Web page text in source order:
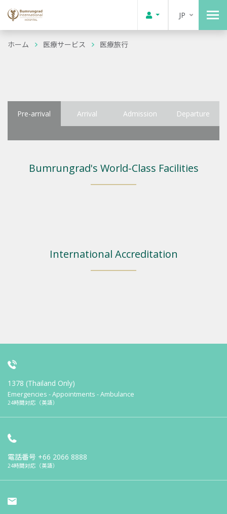
JP
ホーム 医療サービス 医療旅行
Pre-arrival Arrival Admission Departure
Bumrungrad's World-Class Facilities
International Accreditation
1378 (Thailand Only)
Emergencies - Appointments - Ambulance
24時間対応（英語）
電話番号 +66 2066 8888
24時間対応（英語）